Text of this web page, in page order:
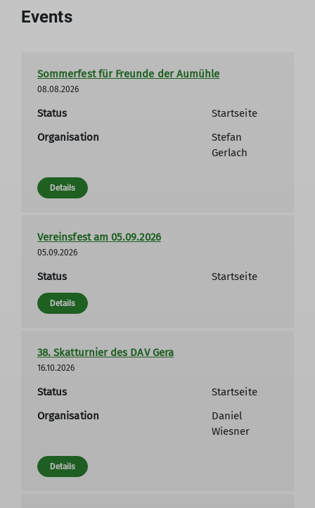
Events
Sommerfest für Freunde der Aumühle
08.08.2026
Status
Startseite
Organisation
Stefan
Gerlach
Details
Vereinsfest am 05.09.2026
05.09.2026
Status Startseite
Details
38. Skatturnier des DAV Gera
16.10.2026
Status
Startseite
Organisation
Daniel
Wiesner
Details